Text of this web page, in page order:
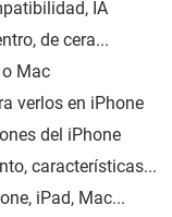
IA
de cera...
Mac
verlos en iPhone
del iPhone
características...
iPad, Mac...